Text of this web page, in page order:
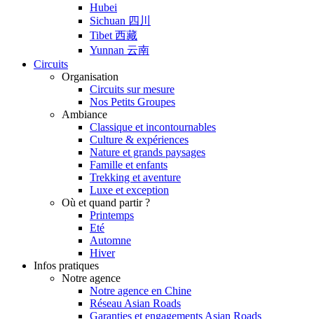
Hubei
Sichuan 四川
Tibet 西藏
Yunnan 云南
Circuits
Organisation
Circuits sur mesure
Nos Petits Groupes
Ambiance
Classique et incontournables
Culture & expériences
Nature et grands paysages
Famille et enfants
Trekking et aventure
Luxe et exception
Où et quand partir ?
Printemps
Eté
Automne
Hiver
Infos pratiques
Notre agence
Notre agence en Chine
Réseau Asian Roads
Garanties et engagements Asian Roads